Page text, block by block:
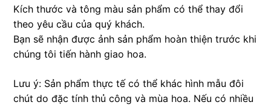
Kích thước và tông màu sản phẩm có thể thay đổi
theo yêu cầu của quý khách.
Bạn sẽ nhận được ảnh sản phẩm hoàn thiện trước khi
chúng tôi tiến hành giao hoa.
Lưu ý: Sản phẩm thực tế có thể khác hình mẫu đôi
chút do đặc tính thủ công và mùa hoa. Nếu có nhiều